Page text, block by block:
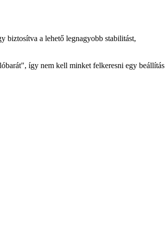
biztosítva a lehető legnagyobb stabilitást,
így nem kell minket felkeresni egy beállítás